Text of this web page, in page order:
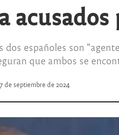
españoles son
que ambos se
de septiembre de 2024